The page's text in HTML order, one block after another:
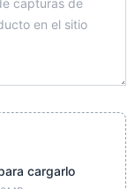
cargarlo